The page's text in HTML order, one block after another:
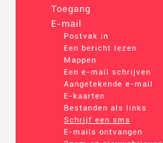
Toegang
E-mail
Postvak in
Een bericht lezen
Mappen
Een e-mail schrijven
Aangetekende e-mail
E-kaarten
Bestanden als links
Schrijf een sms
E-mails ontvangen